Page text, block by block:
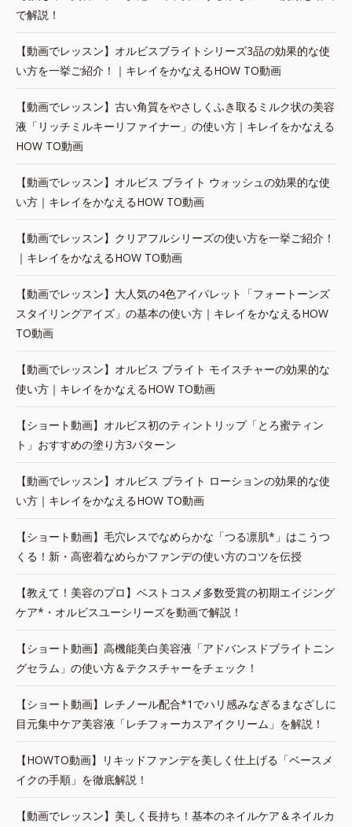
で解説！
【動画でレッスン】オルビスブライトシリーズ3品の効果的な使
い方を一挙ご紹介！｜キレイをかなえるHOW TO動画
【動画でレッスン】古い角質をやさしくふき取るミルク状の美容
液「リッチミルキーリファイナー」の使い方｜キレイをかなえる
HOW TO動画
【動画でレッスン】オルビス ブライト ウォッシュの効果的な使
い方｜キレイをかなえるHOW TO動画
【動画でレッスン】クリアフルシリーズの使い方を一挙ご紹介！
｜キレイをかなえるHOW TO動画
【動画でレッスン】大人気の4色アイパレット「フォートーンズ
スタイリングアイズ」の基本の使い方｜キレイをかなえるHOW
TO動画
【動画でレッスン】オルビス ブライト モイスチャーの効果的な
使い方｜キレイをかなえるHOW TO動画
【ショート動画】オルビス初のティントリップ「とろ蜜ティン
ト」おすすめの塗り方3パターン
【動画でレッスン】オルビス ブライト ローションの効果的な使
い方｜キレイをかなえるHOW TO動画
【ショート動画】毛穴レスでなめらかな「つる凛肌*」はこうつ
くる！新・高密着なめらかファンデの使い方のコツを伝授
【教えて！美容のプロ】ベストコスメ多数受賞の初期エイジング
ケア*・オルビスユーシリーズを動画で解説！
【ショート動画】高機能美白美容液「アドバンスドブライトニン
グセラム」の使い方＆テクスチャーをチェック！
【ショート動画】レチノール配合*1でハリ感みなぎるまなざしに
目元集中ケア美容液「レチフォーカスアイクリーム」を解説！
【HOWTO動画】リキッドファンデを美しく仕上げる「ベースメ
イクの手順」を徹底解説！
【動画でレッスン】美しく長持ち！基本のネイルケア＆ネイルカ